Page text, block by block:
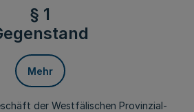
§ 1
Mehr
der Westfälischen Provinzial-